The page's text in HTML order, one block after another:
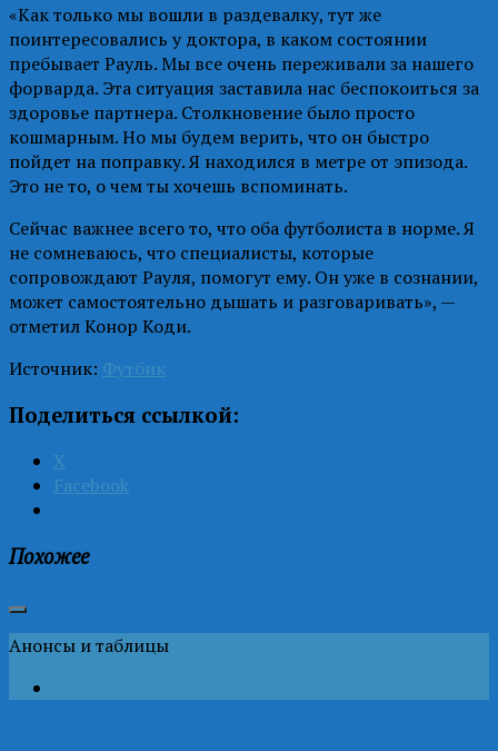
«Как только мы вошли в раздевалку, тут же
поинтересовались у доктора, в каком состоянии
пребывает Рауль. Мы все очень переживали за нашего
форварда. Эта ситуация заставила нас беспокоиться за
здоровье партнера. Столкновение было просто
кошмарным. Но мы будем верить, что он быстро
пойдет на поправку. Я находился в метре от эпизода.
Это не то, о чем ты хочешь вспоминать.
Сейчас важнее всего то, что оба футболиста в норме. Я
не сомневаюсь, что специалисты, которые
сопровождают Рауля, помогут ему. Он уже в сознании,
может самостоятельно дышать и разговаривать», —
отметил Конор Коди.
Источник: Футбик
Поделиться ссылкой:
X
Facebook
Похожее
Анонсы и таблицы